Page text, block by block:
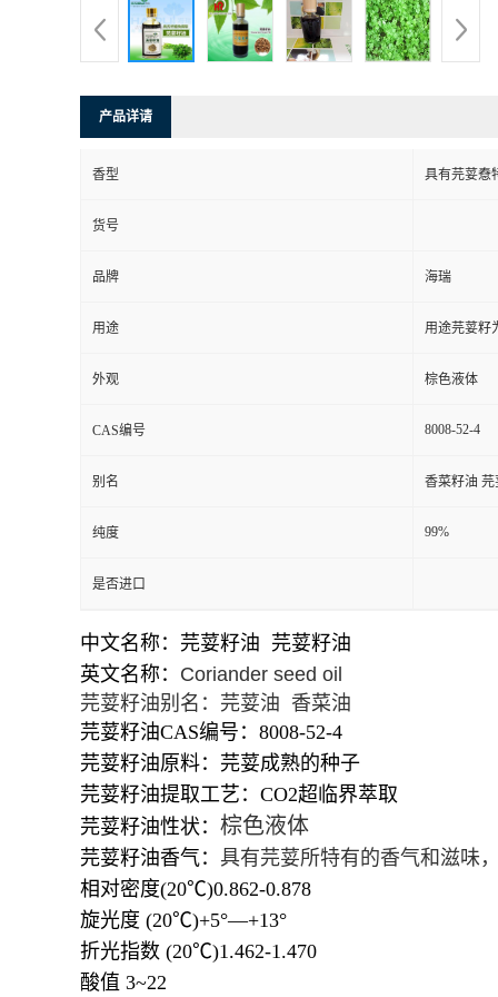
产品详请
香型 具有芫荽憃
货号
品牌 海瑞
用途 用途芫荽籽
外观 棕色液体
CAS编号 8008-52-4
别名 香菜籽油 芫
纯度 99%
是否进口
中文名称：芫荽籽油 芫荽籽油
英文名称： Coriander seed oil
芫荽籽油别名：芫荽油 香菜油
芫荽籽油CAS编号：8008-52-4
芫荽籽油原料：芫荽成熟的种子
芫荽籽油提取工艺：CO2超临界萃取
芫荽籽油性状： 棕色液体
芫荽籽油香气： 具有芫荽所特有的香气和滋味
相对密度(20℃)0.862-0.878
旋光度 (20℃)+5°—+13°
折光指数 (20℃)1.462-1.470
酸值 3~22